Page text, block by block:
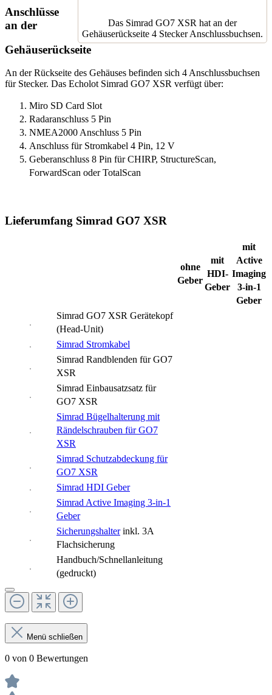
Das Simrad GO7 XSR hat an der
Gehäuserückseite 4 Stecker Anschlussbuchsen.
Anschlüsse
an der
Gehäuserückseite
An der Rückseite des Gehäuses befinden sich 4 Anschlussbuchsen
für Stecker. Das Echolot Simrad GO7 XSR verfügt über:
Miro SD Card Slot
Radaranschluss 5 Pin
NMEA2000 Anschluss 5 Pin
Anschluss für Stromkabel 4 Pin, 12 V
Geberanschluss 8 Pin für CHIRP, StructureScan,
ForwardScan oder TotalScan
Lieferumfang Simrad GO7 XSR
ohne
Geber
mit
HDI-
Geber
mit
Active
Imaging
3-in-1
Geber
Simrad GO7 XSR Gerätekopf
(Head-Unit)
Simrad Stromkabel
Simrad Randblenden für GO7
XSR
Simrad Einbausatzsatz für
GO7 XSR
Simrad Bügelhalterung mit
Rändelschrauben für GO7
XSR
Simrad Schutzabdeckung für
GO7 XSR
Simrad HDI Geber
Simrad Active Imaging 3-in-1
Geber
Sicherungshalterinkl. 3A
Flachsicherung
Handbuch/Schnellanleitung
(gedruckt)
Menü schließen
0 von 0 Bewertungen